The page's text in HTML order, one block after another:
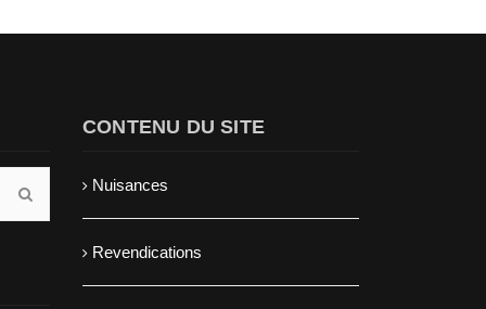
CONTENU DU SITE
Nuisances
Revendications